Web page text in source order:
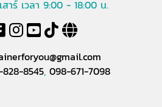
าร์ เวลา 9:00 - 18:00 น.
828-8545, 098-671-7098